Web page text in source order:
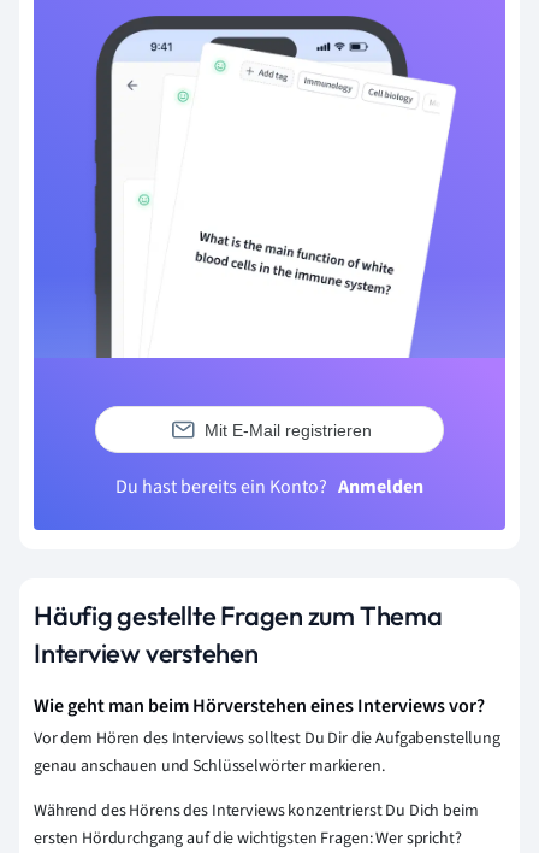
Mit E-Mail registrieren
Du hast bereits ein Konto? Anmelden
Häufig gestellte Fragen zum Thema
Interview verstehen
Wie geht man beim Hörverstehen eines Interviews vor?
Vor dem Hören des Interviews solltest Du Dir die Aufgabenstellung
genau anschauen und Schlüsselwörter markieren.
Während des Hörens des Interviews konzentrierst Du Dich beim
ersten Hördurchgang auf die wichtigsten Fragen: Wer spricht?